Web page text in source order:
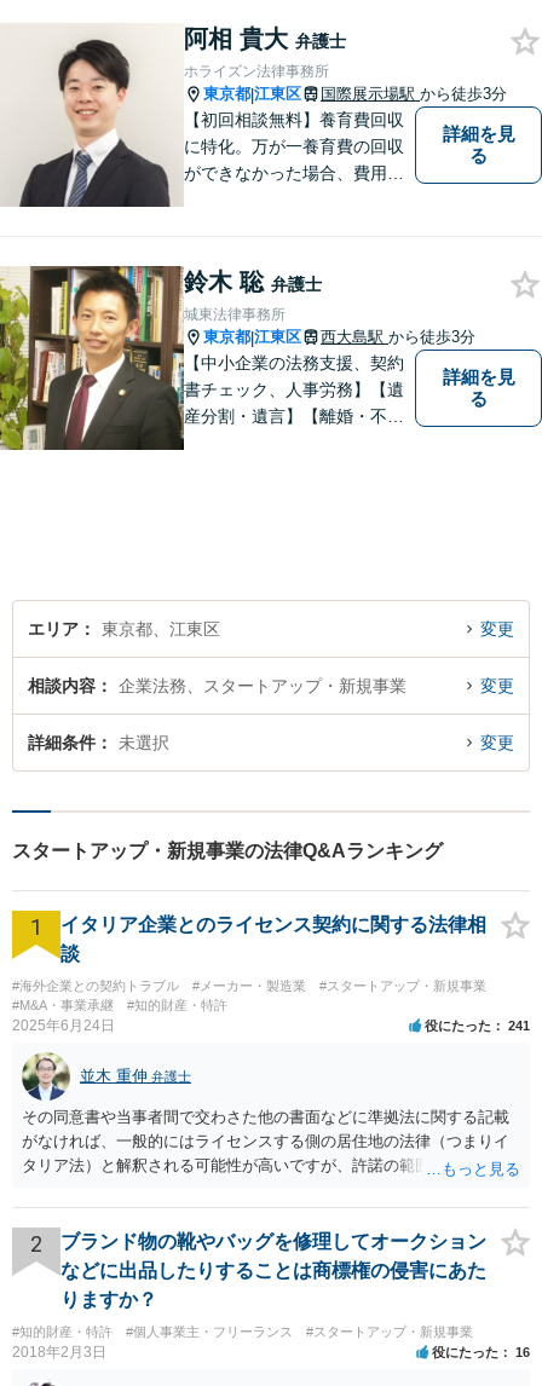
対応します。法律トラブルで
お悩みの方は、お気軽にご相
談ください。
阿相 貴大 弁護士
ホライズン法律事務所
東京都|江東区 国際展示場駅 から徒歩3分
【初回相談無料】養育費回収
に特化。万が一養育費の回収
ができなかった場合、費用は
談ください【国際展示場駅3
分】【LINE・電話・メール相
談OK】
詳細を見
る
鈴木 聡 弁護士
城東法律事務所
東京都|江東区 西大島駅 から徒歩3分
【中小企業の法務支援、契約
書チェック、人事労務】【遺
産分割・遺言】【離婚・不倫
に」対応。
詳細を見
る
エリア 東京都、江東区 変更
相談内容 企業法務、スタートアップ・新規事業 変更
詳細条件 未選択 変更
スタートアップ・新規事業の法律Q&Aランキング
1
イタリア企業とのライセンス契約に関する法律相
談
#海外企業との契約トラブル #メーカー・製造業
#スタートアップ・新規事業
#M&A・事業承継
#知的財産・特許
2025年6月24日 役にたった 241
並木 重伸 弁護士
その同意書や当事者間で交わさた他の書面などに準拠法に関する記載
がなければ、一般的にはライセンスする側の居住地の法律（つまりイ
タリア法）と解釈される可能性が高いですが、許諾の範囲が日本国内
あります。 なお、仮に日本法になるとしても、新しい会社との間で契
約が有効かどうかは、ライセンスされた権利の種類（著作権、商標
権、特許権など）や契約の時期などを見て判断する必要があります。
いずれにせよ具体的事情が分からないと確定的な回答は難しいと思わ
れますので、弁護士に直接相談されることをお勧めします。
2
ブランド物の靴やバッグを修理してオークション
などに出品したりすることは商標権の侵害にあた
りますか？
#知的財産・特許 #個人事業主・フリーランス #スタートアップ・新規事業
2018年2月3日 役にたった 16